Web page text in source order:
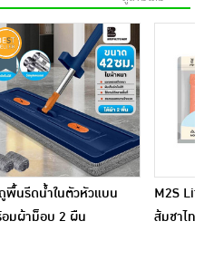
พื้นรีดน้ำในตัวหัวแบน
มผ้าม็อบ 2 ผืน
M2S
ส้มชาไท